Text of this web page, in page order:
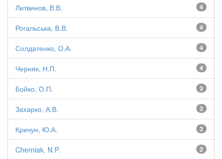
4
Литвинов, В.В.
4
Рогальська, В.В.
4
Солдатенко, О.А.
4
Черняк, Н.П.
3
Бойко, О.П.
3
Захарко, А.В.
3
Кричун, Ю.А.
2
Cherniak, N.P.